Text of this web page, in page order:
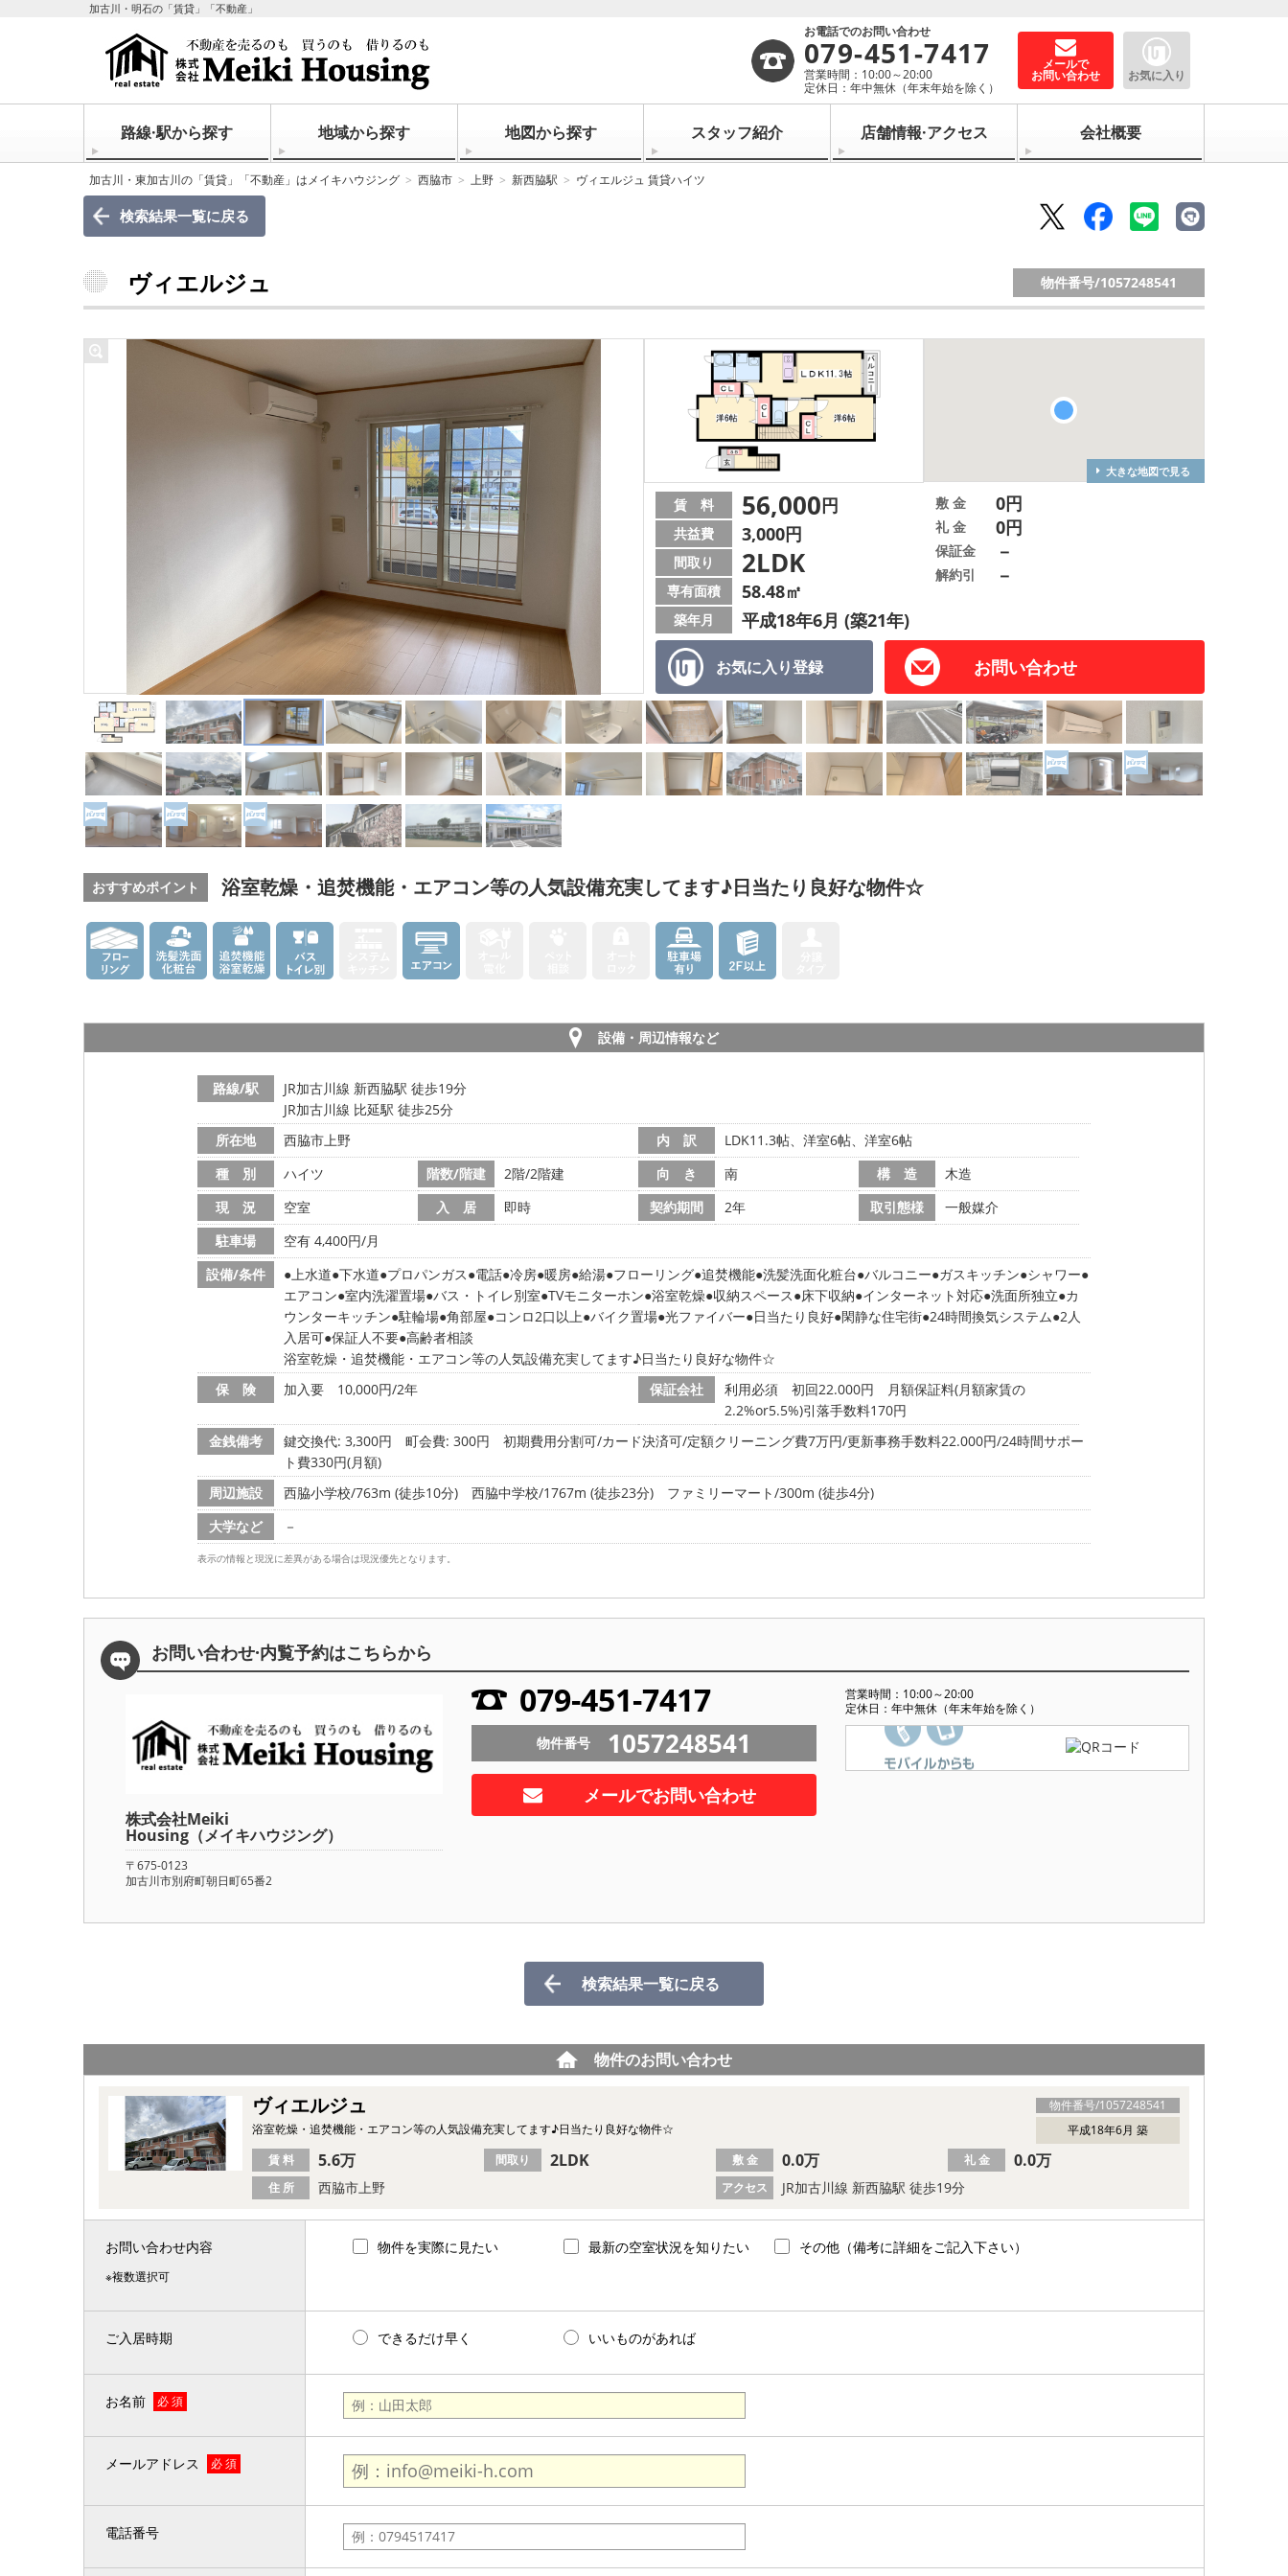
加古川・明石の「賃貸」「不動産」
お電話でのお問い合わせ
079-451-7417
営業時間：10:00～20:00
定休日：年中無休（年末年始を除く）
メールで
お問い合わせ お気に入り
路線·駅から探す 地域から探す 地図から探す スタッフ紹介 店舗情報·アクセス 会社概要
加古川・東加古川の「賃貸」「不動産」はメイキハウジング 西脇市 上野 新西脇駅 ヴィエルジュ 賃貸ハイツ
検索結果一覧に戻る
ヴィエルジュ 物件番号/1057248541
大きな地図で見る
お気に入り登録 お問い合わせ
賃 料 56,000円
共益費 3,000円
間取り 2LDK
専有面積 58.48㎡
築年月 平成18年6月 (築21年)
敷 金 0円
礼 金 0円
保証金 －
解約引 －
おすすめポイント 浴室乾燥・追焚機能・エアコン等の人気設備充実してます♪日当たり良好な物件☆
設備・周辺情報など
路線/駅
JR加古川線 新西脇駅 徒歩19分
JR加古川線 比延駅 徒歩25分
所在地
西脇市上野 内 訳
LDK11.3帖、洋室6帖、洋室6帖
種 別
ハイツ 階数/階建 2階/2階建 向 き 南 構 造
木造
現 況
空室 入 居 即時 契約期間 2年 取引態様
一般媒介
駐車場
空有 4,400円/月
設備/条件
上水道 下水道 プロパンガス 電話 冷房 暖房 給湯 フローリング 追焚機能 洗髪洗面化粧台 バルコニー ガスキッチン シャワー
エアコン 室内洗濯置場 バス・トイレ別室 TVモニターホン 浴室乾燥 収納スペース 床下収納 インターネット対応 洗面所独立 カ
ウンターキッチン 駐輪場 角部屋 コンロ2口以上 バイク置場 光ファイバー 日当たり良好 閑静な住宅街 24時間換気システム 2人
入居可 保証人不要 高齢者相談
浴室乾燥・追焚機能・エアコン等の人気設備充実してます♪日当たり良好な物件☆
保 険
加入要 10,000円/2年 保証会社
利用必須 初回22.000円 月額保証料(月額家賃の
2.2%or5.5%)引落手数料170円
金銭備考
鍵交換代: 3,300円 町会費: 300円
初期費用分割可/カード決済可/定額クリーニング費7万円/更新事務手数料22.000円/24時間サポー
ト費330円(月額)
周辺施設
西脇小学校/763m (徒歩10分) 西脇中学校/1767m (徒歩23分)
ファミリーマート/300m (徒歩4分)
大学など
－
表示の情報と現況に差異がある場合は現況優先となります。
お問い合わせ·内覧予約はこちらから
株式会社Meiki
Housing（メイキハウジング）
〒675-0123
加古川市別府町朝日町65番2
079-451-7417
営業時間：10:00～20:00
定休日：年中無休（年末年始を除く）
物件番号 1057248541
メールでお問い合わせ
検索結果一覧に戻る
物件のお問い合わせ
物件番号/1057248541
ヴィエルジュ
平成18年6月 築
浴室乾燥・追焚機能・エアコン等の人気設備充実してます♪日当たり良好な物件☆
住 所 西脇市上野 アクセス JR加古川線 新西脇駅 徒歩19分
賃 料 5.6万 間取り 2LDK 敷 金 0.0万 礼 金 0.0万
お問い合わせ内容
※複数選択可
物件を実際に見たい 最新の空室状況を知りたい その他（備考に詳細をご記入下さい）
ご入居時期 できるだけ早く いいものがあれば
お名前 必 須
メールアドレス 必 須
電話番号